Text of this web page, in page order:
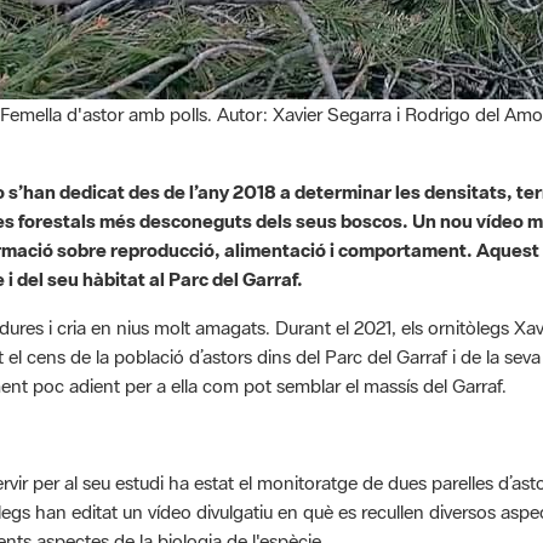
Femella d'astor amb polls. Autor: Xavier Segarra i Rodrigo del Amo
dedicat des de l’any 2018 a determinar les densitats,
forestals més desconeguts dels seus boscos. Un nou vídeo
sobre reproducció, alimentació i comportament.
del seu hàbitat al Parc del Garraf.
i cria en nius molt amagats. Durant el 2021, els ornitòlegs
cens de la població d’astors dins del Parc del Garraf i de la
poc adient per a ella com pot semblar el massís del Garraf.
per al seu estudi ha estat el monitoratge de dues parelles
han editat un vídeo divulgatiu en què es recullen diversos